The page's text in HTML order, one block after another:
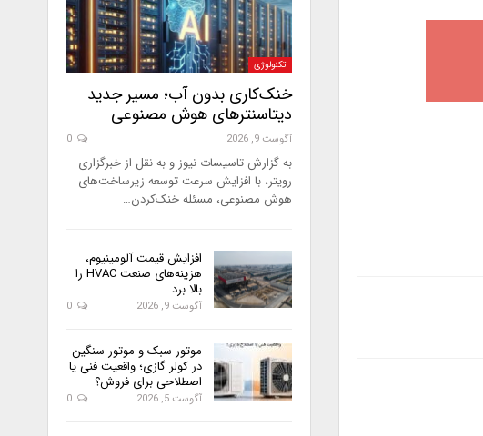
تکنولوژی
خنک‌کاری بدون آب؛ مسیر جدید
دیتاسنترهای هوش مصنوعی
آگوست 9, 2026
به گزارش تاسیسات نیوز و به نقل از خبرگزاری
رویتر، با افزایش سرعت توسعه زیرساخت‌های
هوش مصنوعی، مسئله خنک‌کردن…
افزایش قیمت آلومینیوم،
هزینه‌های صنعت HVAC را
بالا برد
آگوست 9, 2026
موتور سبک و موتور سنگین
در کولر گازی؛ واقعیت فنی یا
اصطلاحی برای فروش؟
آگوست 5, 2026